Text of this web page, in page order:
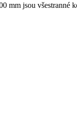
mm jsou všestranné